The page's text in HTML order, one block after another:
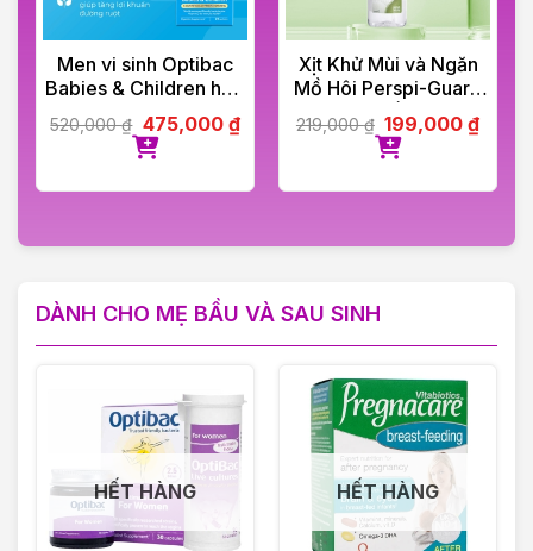
Men vi sinh Optibac
Babies & Children hộp
30 gói
520,000₫ 475,000 ₫
Xịt Khử Mùi và Ngăn
Mồ Hôi Perspi-Guard
Hiệu Quả Tối Ưu 30ml
219,000₫ 199,000₫
DÀNH CHO MẸ BẦU VÀ SAU SINH
HẾT HÀNG HẾT HÀNG